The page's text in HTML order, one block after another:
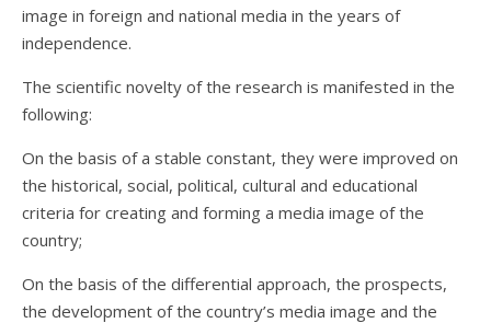
image in foreign and national media in the years of
independence.
The scientific novelty of the research is manifested in the
following:
On the basis of a stable constant, they were improved on
the historical, social, political, cultural and educational
criteria for creating and forming a media image of the
country;
On the basis of the differential approach, the prospects,
the development of the country’s media image and the